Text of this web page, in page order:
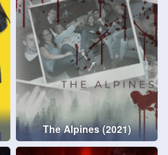
The Alpines (2021)